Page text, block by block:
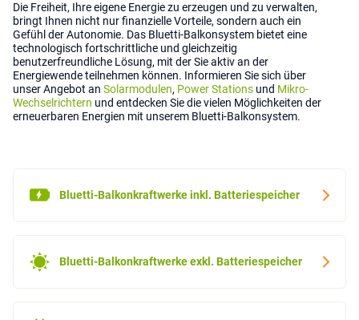
Die Freiheit, Ihre eigene Energie zu erzeugen und zu verwalten,
bringt Ihnen nicht nur finanzielle Vorteile, sondern auch ein
Gefühl der Autonomie. Das Bluetti-Balkonsystem bietet eine
technologisch fortschrittliche und gleichzeitig
benutzerfreundliche Lösung, mit der Sie aktiv an der
Energiewende teilnehmen können. Informieren Sie sich über
unser Angebot an Solarmodulen, Power Stations und Mikro-
Wechselrichtern und entdecken Sie die vielen Möglichkeiten der
erneuerbaren Energien mit unserem Bluetti-Balkonsystem.
Bluetti-Balkonkraftwerke inkl. Batteriespeicher
Bluetti-Balkonkraftwerke exkl. Batteriespeicher